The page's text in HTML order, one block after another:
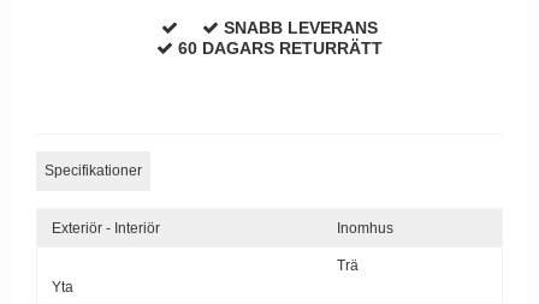
SNABB LEVERANS
60 DAGARS RETURRÄTT
Specifikationer
Exteriör - Interiör Inomhus
Yta
Trä